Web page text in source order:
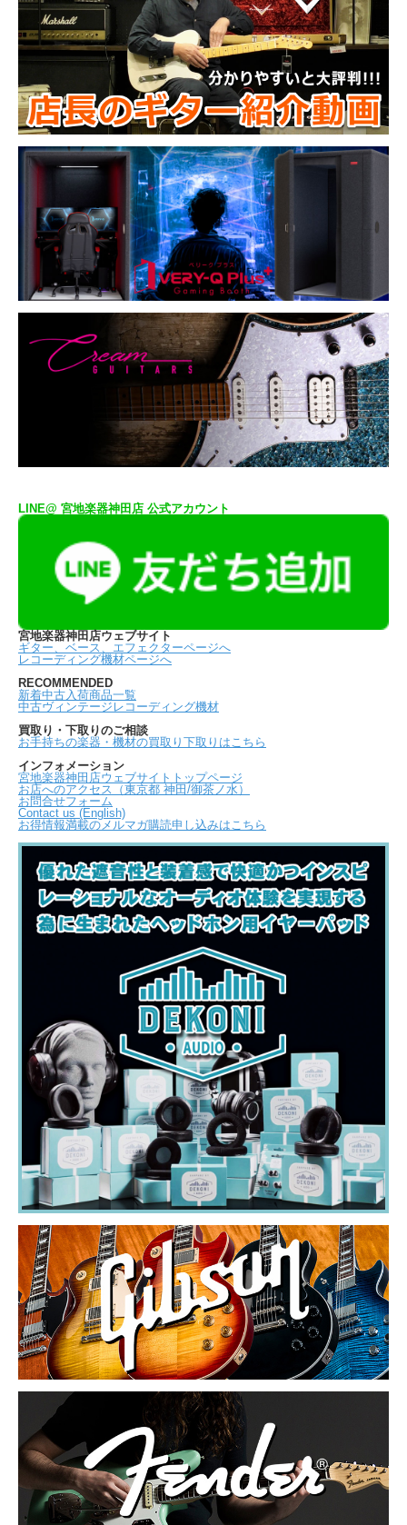
LINE@ 宮地楽器神田店 公式アカウント
宮地楽器神田店ウェブサイト
ギター、ベース、エフェクターページへ
レコーディング機材ページへ
RECOMMENDED
新着中古入荷商品一覧
中古ヴィンテージレコーディング機材
買取り・下取りのご相談
お手持ちの楽器・機材の買取り下取りはこちら
インフォメーション
宮地楽器神田店ウェブサイトトップページ
お店へのアクセス（東京都 神田/御茶ノ水）
お問合せフォーム
Contact us (English)
お得情報満載のメルマガ購読申し込みはこちら